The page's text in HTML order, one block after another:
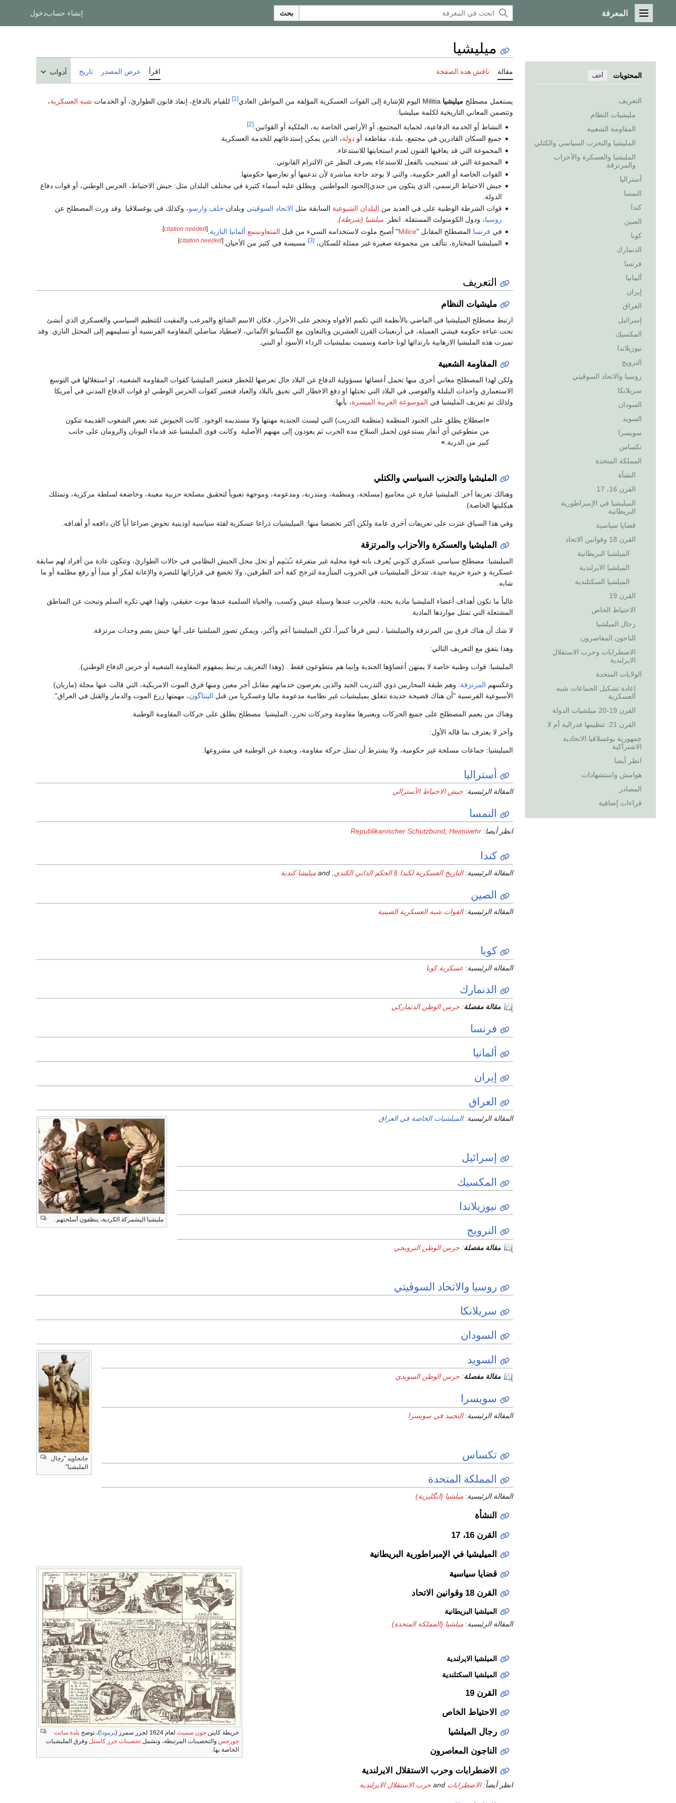
القائمة الرئيسية
المعرفة بحث إنشاء حسابدخول
المحتويات أخف
التعريف
مليشيات النظام
المقاومة الشعبية
المليشيا والتحزب السياسي والكتلي
المليشيا والعسكرة والأحزاب
والمرتزقة
أستراليا
النمسا
كندا
الصين
كوبا
الدنمارك
فرنسا
ألمانيا
إيران
العراق
إسرائيل
المكسيك
نيوزيلاندا
النرويج
روسيا والاتحاد السوڤيتي
سريلانكا
السودان
السويد
سويسرا
تكساس
المملكة المتحدة
النشأة
القرن 16، 17
الميليشيا في الإمبراطورية
البريطانية
قضايا سياسية
القرن 18 وقوانين الاتحاد
الميلشيا البريطانية
الميلشيا الايرلندية
الميلشيا السكتلندية
القرن 19
الاحتياط الخاص
رجال الميلشيا
الناجون المعاصرون
الاضطرابات وحرب الاستقلال
الايرلندية
الولايات المتحدة
إعادة تشكيل الجماعات شبه
العسكرية
القرن 19-20 ميلشيات الدولة
القرن 21: تنظيمها فدرالية أم لا
جمهورية يوغسلاڤيا الاتحادية
الاشتراكية
انظر أيضا
هوامش واستشهادات
المصادر
قراءات إضافية
ميليشيا
مقالة ناقش هذه الصفحة اقرأ عرض المصدر تاريخ أدوات
يستعمل مصطلح ميليشيا [1] للقيام بالدفاع، إنفاذ قانون الطوارئ، أو الخدمات شبه العسكرية،
وتتضمن المعاني التاريخية لكلمة ميليشيا:
النشاط أو الخدمة الدفاعية، لحماية المجتمع، أو الأراضي الخاصة به، الملكية أو القوانين.[2]
جميع السكان القادرين في مجتمع، بلدة، مقاطعة أودولة، الذين يمكن إستدعائهم للخدمة العسكرية.
المجموعة التي قد يعاقبها القنون لعدم استجابتها للاستدعاء.
المجموعة التي قد تستجيب بالفعل للاستدعاء بصرف النظر عن الالتزام القانوني.
القوات الخاصة أو الغير حكومية، والتي لا يوجد حاجة مباشرة لأن تدعمها أو تعارضها حكومتها.
جيش الاحتياط الرسمي، الذي يتكون من جندي|الجنود المواطنين. ويطلق عليه أسماء كثيرة في مختلف البلدان مثل: جيش الاحتياط، الحرس الوطني، أو قوات دفاع
الدولة.
قوات الشرطة الوطنية على في العديد من البلدان الشيوعية السابقة مثل الاتحاد السوڤيتي وبلدان حلف وارسو، وكذلك في يوغسلاڤيا. وقد ورث المصطلح عن
روسيا، ودول الكومنولث المستقلة. انظر:ميلشيا (شرطة).
في فرنسا المصطلح المقابل "Milice" أصبح ملوث لاستخدامه السيء من قبل المتعاونينمع ألمانيا النازية .
[
citation needed
]
الميليشيا المختارة، تتألف من مجموعة صغيرة غير ممثلة للسكان،[3] مسيسة في كثير من الأحيان.[
citation needed
]
التعريف
مليشيات النظام
ارتبط مصطلح الميليشيا في الماضي بالأنظمة التي تكمم الأفواه وتحجر على الأحرار، فكان الاسم الشائع والمرعب والمقيت للتنظيم السياسي والعسكري الذي أنشئ
تحت عباءة حكومة فيشي العميلة، في أربعينات القرن العشرين وبالتعاون مع الگستابو الألماني، لاصطياد مناضلي المقاومة الفرنسية أو تسليمهم إلى المحتل النازي. وقد
تميزت هذه المليشيا الارهابية بارتدائها لونا خاصة وسميت بمليشيات الرداء الأسود أو البني.
المقاومة الشعبية
ولكن لهذا المصطلح معاني أخرى منها تحمل أعضائها مسؤولية الدفاع عن البلاد حال تعرضها للخطر فتعتبر المليشيا كقوات المقاومة الشعبية، او استغلالها في التوسع
الاستعماري واحداث البلبلة والفوضى في البلاد التي تحتلها او دفع الاخطار التي تحيق بالبلاد والعباد فتعتبر كقوات الحرس الوطني او قوات الدفاع المدني في أمريكا
ولذلك تم تعريف المليشيا في الموسوعة العربية الميسرة، بأنها:
«اصطلاح يطلق على الجنود المنظمة (منظمة التدريب) التي ليست الجندية مهنتها ولا مستديمة الوجود. كانت الجيوش عند بعض الشعوب القديمة تتكون
من متطوعين أي أنفار يستدعون لحمل السلاح مدة الحرب ثم يعودون إلى مهنهم الأصلية. وكانت قوى المليشيا عند قدماء اليونان والرومان على جانب
كبير من الدربة. »
المليشيا والتحزب السياسي والكتلي
وهنالك تعريفا آخر: المليشيا عبارة عن مجاميع (مسلحة، ومنظمة، ومتدربة، ومدعومة، وموجهة تعبوياً لتحقيق مصلحة حزبية معينة، وخاضعة لسلطة مركزية، وتمتلك
هيكليتها الخاصة).
وفي هذا السياق عثرت على تعريفات أخرى عامة ولكن أكثر تخصصا منها: الميليشيات ذراعا عسكرية لفئة سياسية اودينية تخوض صراعا أياً كان دافعه أو أهدافه.
المليشيا والعسكرة والأحزاب والمرتزقة
الميليشيا: مصطلح سياسي عسكري كـَوني يُعرف بانه قوة محلية غير متفرغة تـُتـَمِم أو تحل محل الجيش النظامي في حالات الطوارئ، وتتكون عادة من أفراد لهم سابقة
عسكرية و خبرة حربية جيدة، تتدخل المليشيات في الحروب المتأزمة لترجح كفة أحد الطرفين، ولا تخضع في قراراتها للنصرة والإعانة لفكر أو مبدأ أو رفع مظلمة أو ما
شابه.
غالباً ما تكون أهداف أعضاء المليشيا مادية بحتة، فالحرب عندها وسيلة عيش وكسب، والحياة السلمية عندها موت حقيقي، ولهذا فهي تكره السلم وتبحث عن المناطق
المشتعلة التي تمثل مواردها المادية.
لا شك أن هناك فرق بين المرتزقة والميليشيا ، ليس فرقاً كبيراً، لكن الميليشيا أعم وأكبر، ويمكن تصور الميلشيا على أنها جيش يضم وحدات مرتزقة.
وهذا يتفق مع التعريف التالي:
المليشيا: قوات وطنية خاصة لا يمتهن أعضاؤها الجندية وإنما هم متطوعون فقط . (وهذا التعريف يرتبط بمفهوم المقاومة الشعبية أو حرس الدفاع الوطني).
وعكسهم المرتزقة: وهم طبقة المحاربين ذوي التدريب الجيد والذين يعرضون خدماتهم مقابل أجر معين ومنها فرق الموت الامريكية، التي قالت عنها مجلة (ماريان)
الأسبوعية الفرنسية "أن هناك فضيحة جديدة تتعلق بميليشيات غير نظامية مدعومة ماليا وعسكريا من قبل الپنتاگون، مهمتها زرع الموت والدمار والقتل في العراق".
وهناك من يعمم المصطلح على جميع الحركات ويعتبرها مقاومة وحركات تحرر، المليشيا: مصطلح يطلق على حركات المقاومة الوطنية.
وآخر لا يعترف بما قاله الأول:
الميليشيا: جماعات مسلحة غير حكومية، ولا يشترط أن تمثل حركة مقاومة، وبعيدة عن الوطنية في مشروعها.
أستراليا
المقالة الرئيسية: جيش الاحتياط الأسترالي
النمسا
انظر أيضا: Republikanischer Schutzbund, Heimwehr
كندا
المقالة الرئيسية:التاريخ العسكرية لكندا § الحكم الذاتي الكندي ميليشا كندية
الصين
المقالة الرئيسية:القوات شبه العسكرية الصينية
كوبا
المقالة الرئيسية: عسكرية كوبا
الدنمارك
مقالة مفصلة: حرس الوطن الدنماركي
فرنسا
ألمانيا
إيران
العراق
مليشيا الپشمركة الكردية، ينظفون أسلحتهم.
المقالة الرئيسية:الميلشيات الخاصة في العراق
إسرائيل
المكسيك
نيوزيلاندا
النرويج
مقالة مفصلة: حرس الوطن النرويجي
روسيا والاتحاد السوڤيتي
سريلانكا
السودان
جانجاويد "رجال
المليشيا"
السويد
مقالة مفصلة: حرس الوطن السويدي
سويسرا
المقالة الرئيسية:التجنيد في سويسرا
تكساس
المملكة المتحدة
المقالة الرئيسية: ميلشيا (انگليزية)
النشأة
القرن 16، 17
الميليشيا في الإمبراطورية البريطانية
خريطة كاپتن جون سميث لعام 1624 لجزر سمرز ( برمودا )، توضح بلدة سانت
جورجس والتحصينات المرتبطة، وتشمل تحصينات جزر كاستل وفرق المليشيات
الخاصة بها.
قضايا سياسية
القرن 18 وقوانين الاتحاد
الميلشيا البريطانية
المقالة الرئيسية: ميلشيا (المملكة المتحدة)
الميلشيا الايرلندية
الميلشيا السكتلندية
القرن 19
الاحتياط الخاص
رجال الميلشيا
الناجون المعاصرون
الاضطرابات وحرب الاستقلال الايرلندية
انظر أيضاً:الاضطرابات حرب الاستقلال الايرلندية